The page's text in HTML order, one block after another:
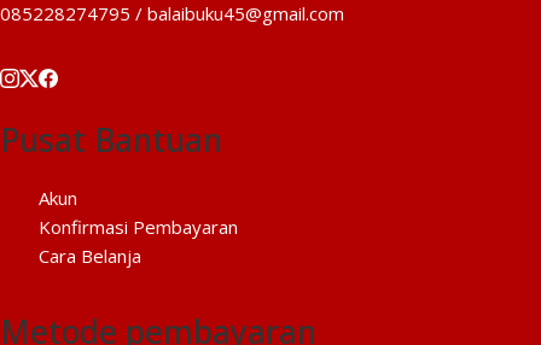
085228274795 / balaibuku45@gmail.com
Pusat Bantuan
Akun
Konfirmasi Pembayaran
Cara Belanja
Metode pembayaran